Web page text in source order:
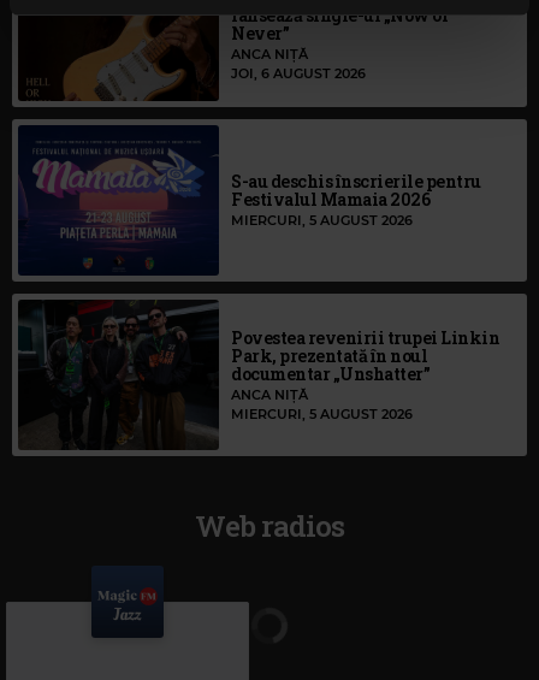
continuați să utilizați website-ul nostru, sunteți de acord
cu utilizarea modulelor noastre cookie.
lansează single-ul „Now or
Never”
ANCA NIȚĂ
JOI, 6 AUGUST 2026
S-au deschis înscrierile pentru
Festivalul Mamaia 2026
MIERCURI, 5 AUGUST 2026
Povestea revenirii trupei Linkin
Park, prezentată în noul
documentar „Unshatter”
ANCA NIȚĂ
MIERCURI, 5 AUGUST 2026
Web radios